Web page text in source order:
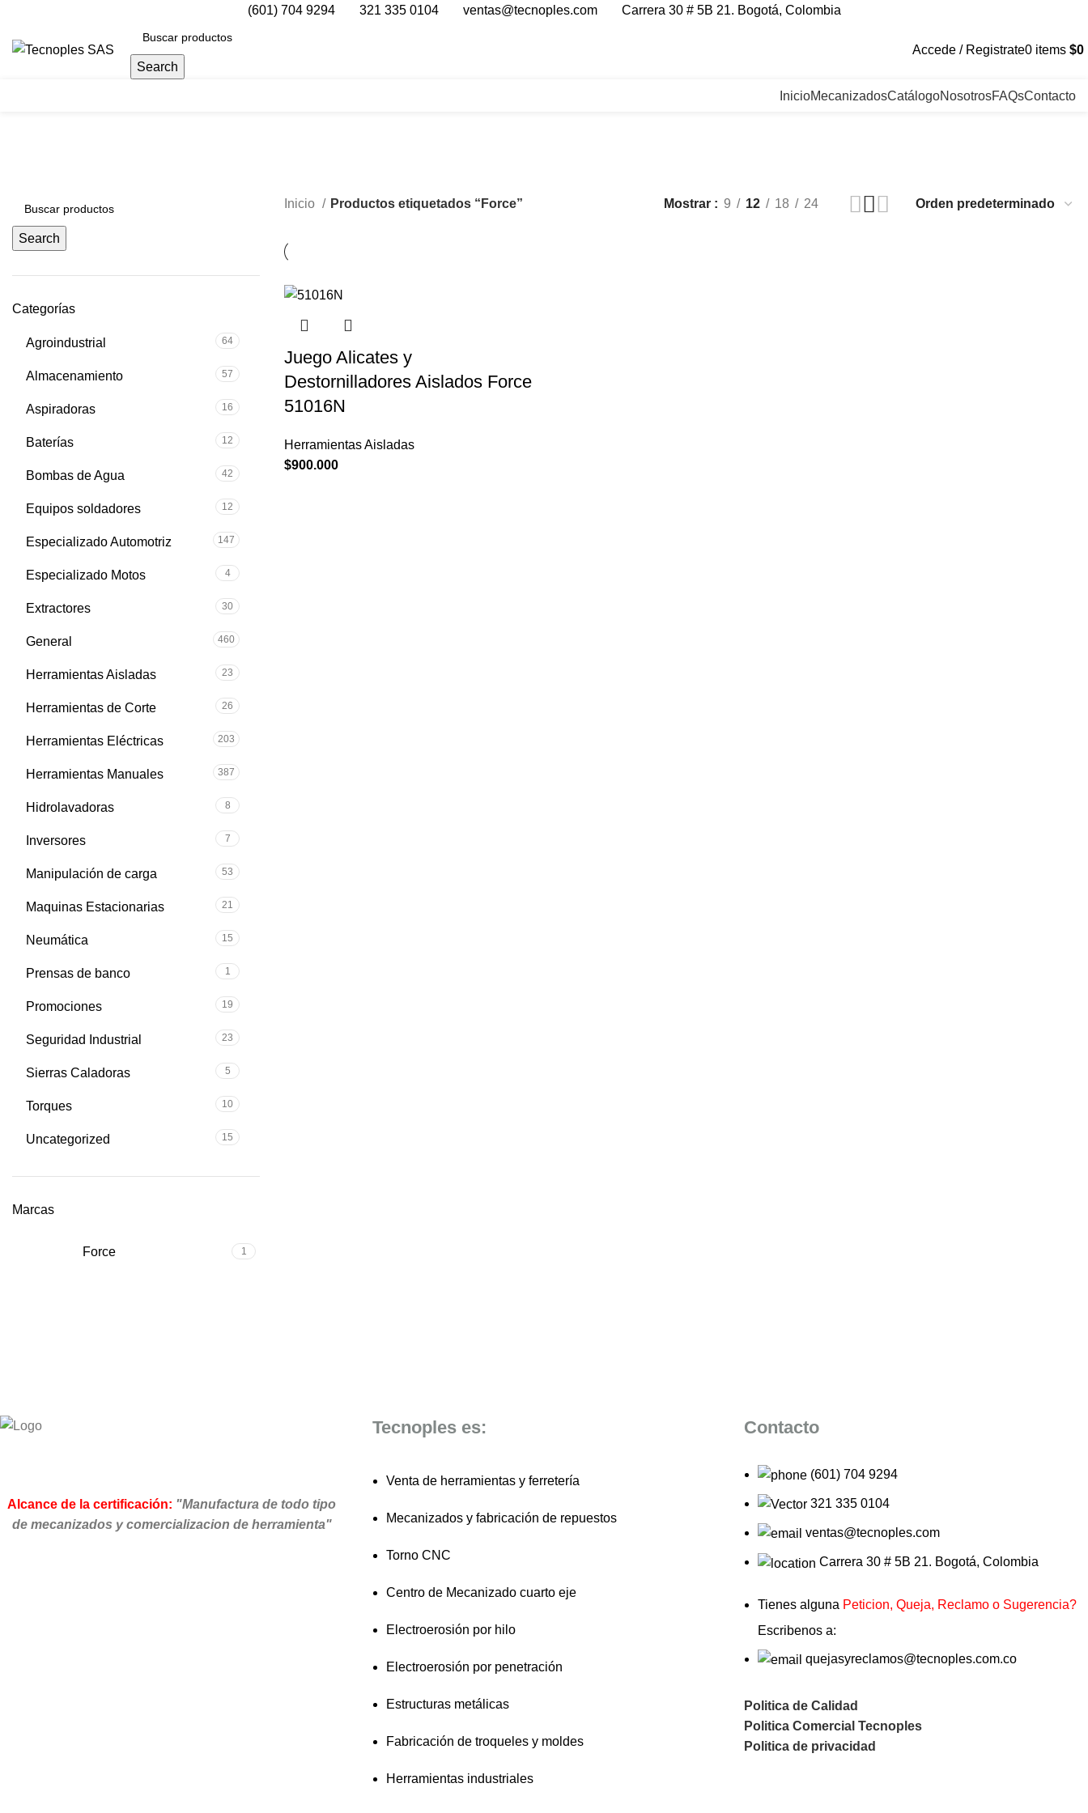
(601) 704 9294 321 335 0104 ventas@tecnoples.com Carrera 30 # 5B 21. Bogotá, Colombia
Search
Accede / Registrate0 items $0
InicioMecanizadosCatálogoNosotrosFAQsContacto
Search
Categorías
Agroindustrial 64
Almacenamiento 57
Aspiradoras 16
Baterías 12
Bombas de Agua 42
Equipos soldadores 12
Especializado Automotriz 147
Especializado Motos 4
Extractores 30
General 460
Herramientas Aisladas 23
Herramientas de Corte 26
Herramientas Eléctricas 203
Herramientas Manuales 387
Hidrolavadoras 8
Inversores 7
Manipulación de carga 53
Maquinas Estacionarias 21
Neumática 15
Prensas de banco 1
Promociones 19
Seguridad Industrial 23
Sierras Caladoras 5
Torques 10
Uncategorized 15
Marcas
Force 1
Inicio Productos etiquetados “Force” Mostrar 9 12 18 24
Juego Alicates y
Destornilladores Aislados Force
51016N
Herramientas Aisladas
$900.000
Alcance de la certificación: "Manufactura de todo tipo
de mecanizados y comercializacion de herramienta"
Tecnoples es:
Venta de herramientas y ferretería
Mecanizados y fabricación de repuestos
Torno CNC
Centro de Mecanizado cuarto eje
Electroerosión por hilo
Electroerosión por penetración
Estructuras metálicas
Fabricación de troqueles y moldes
Herramientas industriales
Contacto
(601) 704 9294
321 335 0104
ventas@tecnoples.com
Carrera 30 # 5B 21. Bogotá, Colombia
Tienes alguna Peticion, Queja, Reclamo o Sugerencia?
Escribenos a:
quejasyreclamos@tecnoples.com.co
Politica de Calidad
Politica Comercial Tecnoples
Politica de privacidad